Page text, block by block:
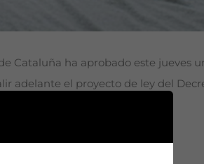
Cataluña ha aprobado este jueves
adelante el proyecto de ley del